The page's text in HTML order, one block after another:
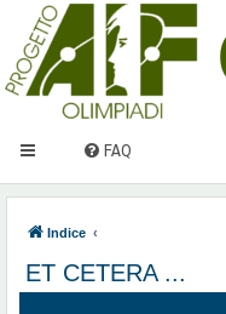
FAQ
Indice
ET CETERA ...